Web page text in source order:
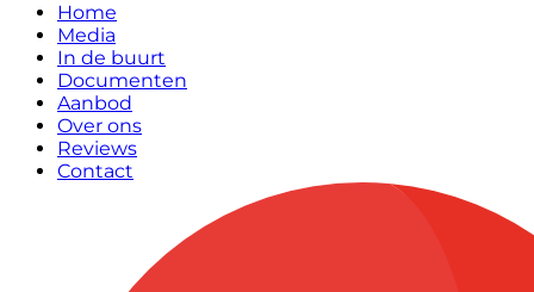
Home
Media
In de buurt
Documenten
Aanbod
Over ons
Reviews
Contact